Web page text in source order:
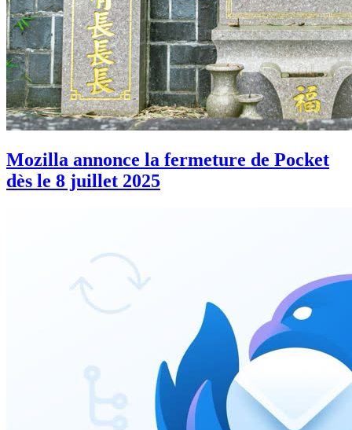
Mozilla annonce la fermeture de Pocket
dès le 8 juillet 2025